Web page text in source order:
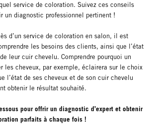
service de coloration. Suivez ces conseils
un diagnostic professionnel pertinent !
d’un service de coloration en salon, il est
les besoins des clients, ainsi que l’état
leur cuir chevelu. Comprendre pourquoi un
les cheveux, par exemple, éclairera sur le choix
l’état de ses cheveux et de son cuir chevelu
obtenir le résultat souhaité.
pour offrir un diagnostic d’expert et obtenir
parfaits à chaque fois !